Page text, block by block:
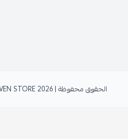
الحقوق محفوظة | 2026 STORE